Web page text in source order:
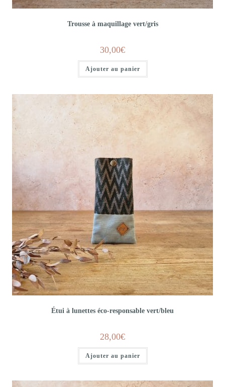
Trousse à maquillage vert/gris
30,00€
Ajouter au panier
Étui à lunettes éco-responsable vert/bleu
28,00€
Ajouter au panier